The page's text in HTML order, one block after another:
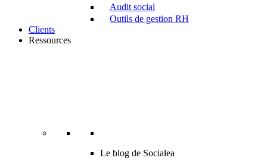
Audit social
Outils de gestion RH
Clients
Ressources
Le blog de Socialea